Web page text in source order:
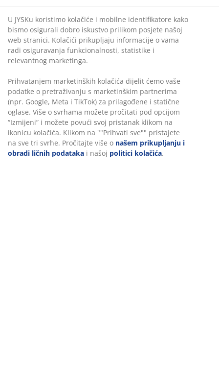
Fleksibilne opcije dostave
Brza i jednostavna dostava po vašem izboru
šifra artikla: 5223900
Podaci o proizvodu
Recenzije
( 13)
U JYSKu koristimo kolačiće i mobilne identifikatore kako
bismo osigurali dobro iskustvo prilikom posjete našoj
web stranici. Kolačići prikupljaju informacije o vama
radi osiguravanja funkcionalnosti, statistike i
relevantnog marketinga.
Prihvatanjem marketinških kolačića dijelit ćemo vaše
podatke o pretraživanju s marketinškim partnerima
(npr. Google, Meta i TikTok) za prilagođene i statične
oglase. Više o svrhama možete pročitati pod opcijom
“Izmijeni” i možete povući svoj pristanak klikom na
ikonicu kolačića. Klikom na ""Prihvati sve"" pristajete
na sve tri svrhe. Pročitajte više o našem prikupljanju i
obradi ličnih podataka i našoj politici kolačića.